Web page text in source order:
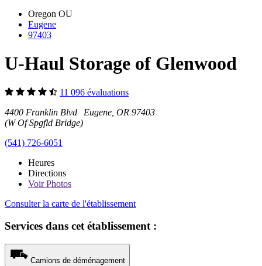
Oregon OU
Eugene
97403
U-Haul Storage of Glenwood
11 096 évaluations
4400 Franklin Blvd Eugene, OR 97403
(W Of Spgfld Bridge)
(541) 726-6051
Heures
Directions
VoirPhotos
Consulter la carte de l'établissement
Services dans cet établissement :
Camions de déménagement